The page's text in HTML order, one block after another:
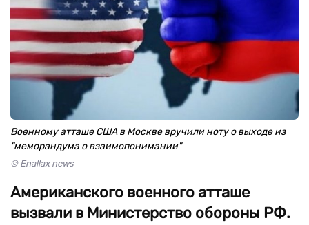
Военному атташе США в Москве вручили ноту о выходе из
"меморандума о взаимопонимании"
© Enallax news
Американского военного атташе
вызвали в Министерство обороны РФ.